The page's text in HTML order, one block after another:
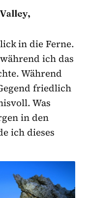
in die Ferne.
ich das
Während
friedlich
Was
in den
ich dieses